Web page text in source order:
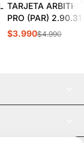
TARJETA
PRO (PAR) 2.90.31
$3.990$4.990